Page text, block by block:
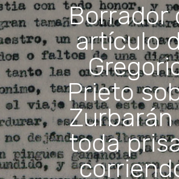
Borrador
artículo
Prieto
Zurbarán
toda